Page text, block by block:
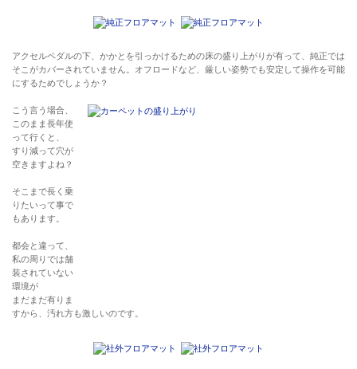
アクセルペダルの下、かかとを引っかけるための床の盛り上がりが有って、純正では
そこがカバーされていません。オフロードなど、厳しい姿勢でも安定して操作を可能
にするためでしょうか？
こう言う場合、
このまま長年使
って行くと、
すり減って穴が
空きますよね？
そこまで長く乗
りたいって事で
もあります。
都会と違って、
私の周りでは舗
装されていない
環境が
まだまだ有りま
すから、汚れ方も激しいのです。